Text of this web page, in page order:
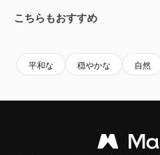
こちらもおすすめ
平和な 穏やかな 自然